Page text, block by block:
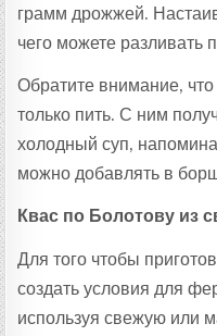
грамм дрожжей.
чего можете разливать
Обратите внимание,
только пить. С ним
холодный суп,
можно добавлять в
Квас по Болотову из
Для того чтобы
создать условия для
используя свежую или